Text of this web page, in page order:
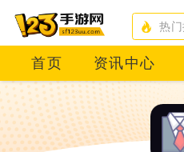
首页 资讯中心